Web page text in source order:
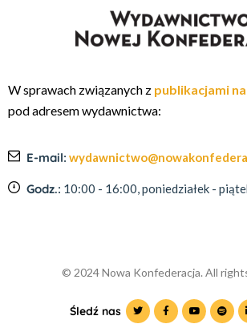
W sprawach związanych z publikacjami
pod adresem wydawnictwa:
E-mail:
Godz.: 10:00 - 16:00, poniedziałek -
© 2024 Nowa Konfederacja. All
Śledź nas